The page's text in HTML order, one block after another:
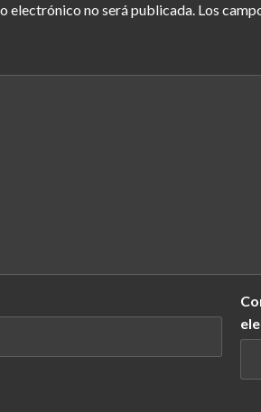
electrónico no será publicada. Los